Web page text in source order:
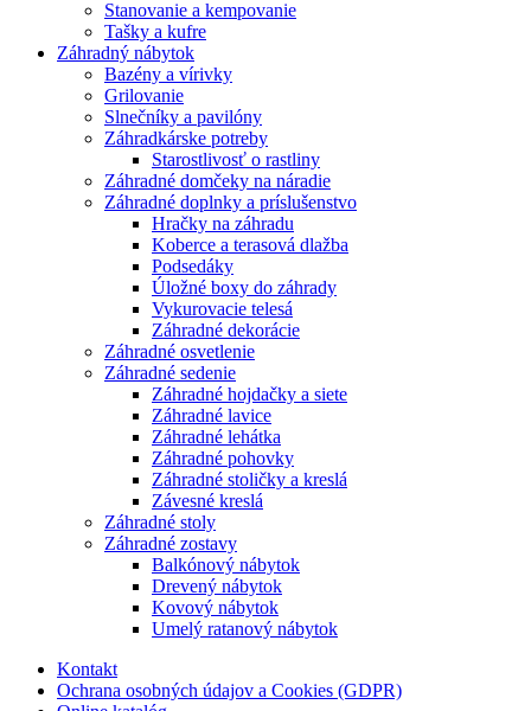
Stanovanie a kempovanie
Tašky a kufre
Záhradný nábytok
Bazény a vírivky
Grilovanie
Slnečníky a pavilóny
Záhradkárske potreby
Starostlivosť o rastliny
Záhradné domčeky na náradie
Záhradné doplnky a príslušenstvo
Hračky na záhradu
Koberce a terasová dlažba
Podsedáky
Úložné boxy do záhrady
Vykurovacie telesá
Záhradné dekorácie
Záhradné osvetlenie
Záhradné sedenie
Záhradné hojdačky a siete
Záhradné lavice
Záhradné lehátka
Záhradné pohovky
Záhradné stoličky a kreslá
Závesné kreslá
Záhradné stoly
Záhradné zostavy
Balkónový nábytok
Drevený nábytok
Kovový nábytok
Umelý ratanový nábytok
Kontakt
Ochrana osobných údajov a Cookies (GDPR)